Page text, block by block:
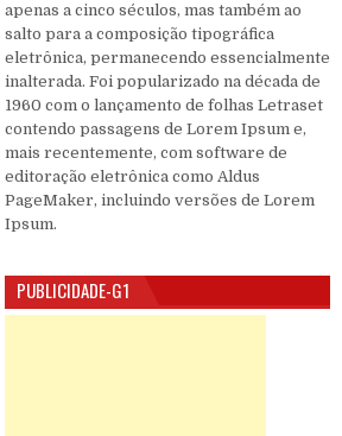
apenas a cinco séculos, mas também ao
salto para a composição tipográfica
eletrônica, permanecendo essencialmente
inalterada. Foi popularizado na década de
1960 com o lançamento de folhas Letraset
contendo passagens de Lorem Ipsum e,
mais recentemente, com software de
editoração eletrônica como Aldus
PageMaker, incluindo versões de Lorem
Ipsum.
PUBLICIDADE-G1